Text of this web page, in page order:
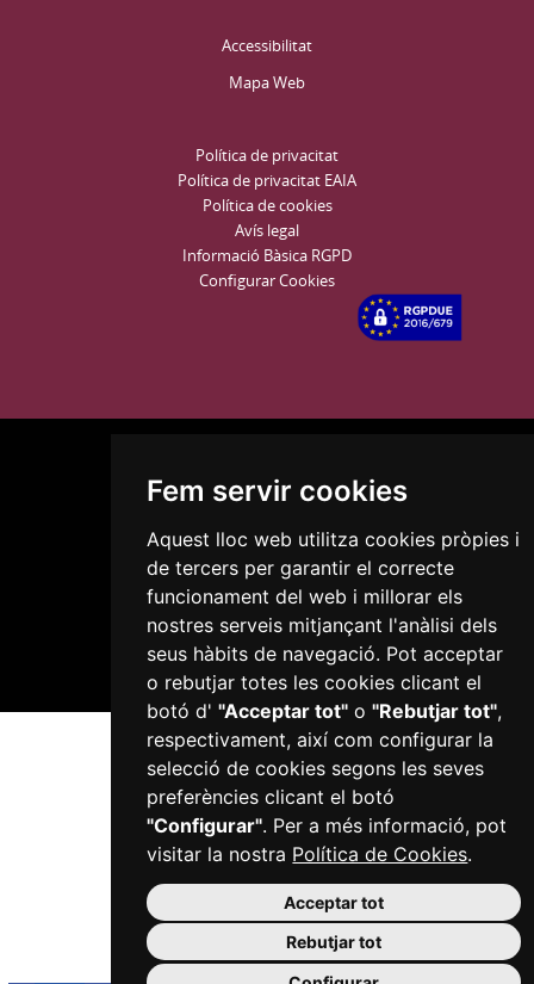
Fem servir cookies
Aquest lloc web utilitza cookies pròpies i
de tercers per garantir el correcte
funcionament del web i millorar els
nostres serveis mitjançant l'anàlisi dels
seus hàbits de navegació. Pot acceptar
o rebutjar totes les cookies clicant el
botó d'"Acceptar tot" o"Rebutjar tot",
respectivament, així com configurar la
selecció de cookies segons les seves
preferències clicant el botó
"Configurar". Per a més informació, pot
visitar la nostra Política de Cookies.
Acceptar tot
Rebutjar tot
Accessibilitat
Mapa Web
Política de privacitat
Política de privacitat EAIA
Política de cookies
Avís legal
Informació Bàsica RGPD
Configurar Cookies
Plaça del Mercadal · 43201 Reus
977 010 010
ajuntament@reus.cat| reus.cat